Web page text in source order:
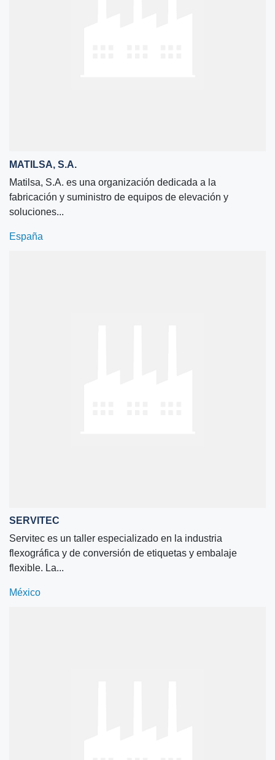
MATILSA, S.A.
Matilsa, S.A. es una organización dedicada a la
fabricación y suministro de equipos de elevación y
soluciones...
España
SERVITEC
Servitec es un taller especializado en la industria
flexográfica y de conversión de etiquetas y embalaje
flexible. La...
México